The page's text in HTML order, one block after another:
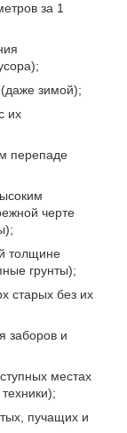
за 1
зимой);
их
перепаде
черте
толщине
грунты);
старых без их
заборов и
местах
пучащих и